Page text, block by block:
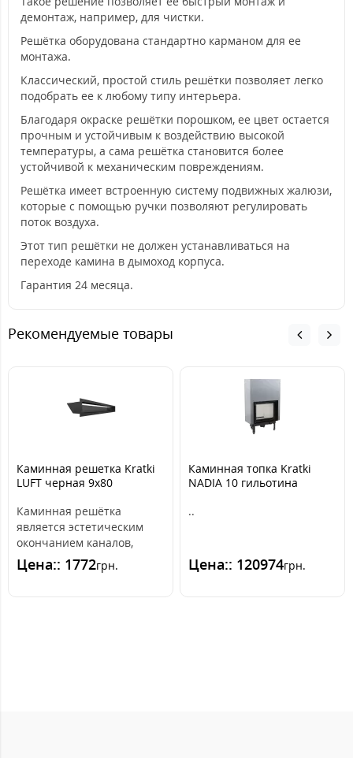
демонтаж, например, для чистки.
Решётка оборудована стандартно карманом для ее
монтажа.
Классический, простой стиль решётки позволяет легко
подобрать ее к любому типу интерьера.
Благодаря окраске решётки порошком, ее цвет остается
прочным и устойчивым к воздействию высокой
температуры, а сама решётка становится более
устойчивой к механическим повреждениям.
Решётка имеет встроенную систему подвижных жалюзи,
которые с помощью ручки позволяют регулировать
поток воздуха.
Этот тип решётки не должен устанавливаться на
переходе камина в дымоход корпуса.
Гарантия 24 месяца.
Рекомендуемые товары
Каминная решетка Kratki
LUFT черная 9x80
Каминная решётка
является эстетическим
окончанием каналов,
распределяющих горячий
воздух из камина. ..
Цена:: 1772грн.
Каминная топка Kratki
NADIA 10 гильотина
..
Цена:: 120974грн.